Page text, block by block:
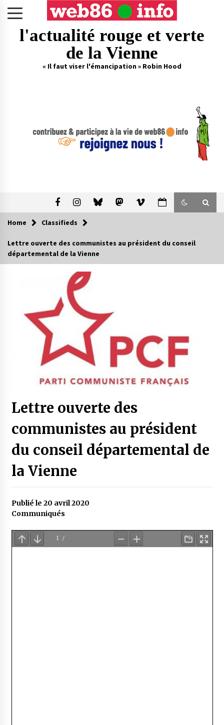
l'actualité rouge et verte
de la Vienne
« Il faut viser l'émancipation » Robin Hood
Home Classifieds
Lettre ouverte des communistes au président du conseil
départemental de la Vienne
Lettre ouverte des
communistes au président
du conseil départemental de
la Vienne
Publié le 20 avril 2020
Communiqués